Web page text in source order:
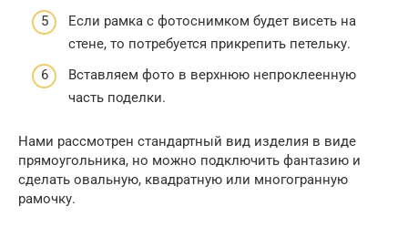
Если рамка с фотоснимком будет висеть на
стене, то потребуется прикрепить петельку.
Вставляем фото в верхнюю непроклеенную
часть поделки.
Нами рассмотрен стандартный вид изделия в виде
прямоугольника, но можно подключить фантазию и
сделать овальную, квадратную или многогранную
рамочку.